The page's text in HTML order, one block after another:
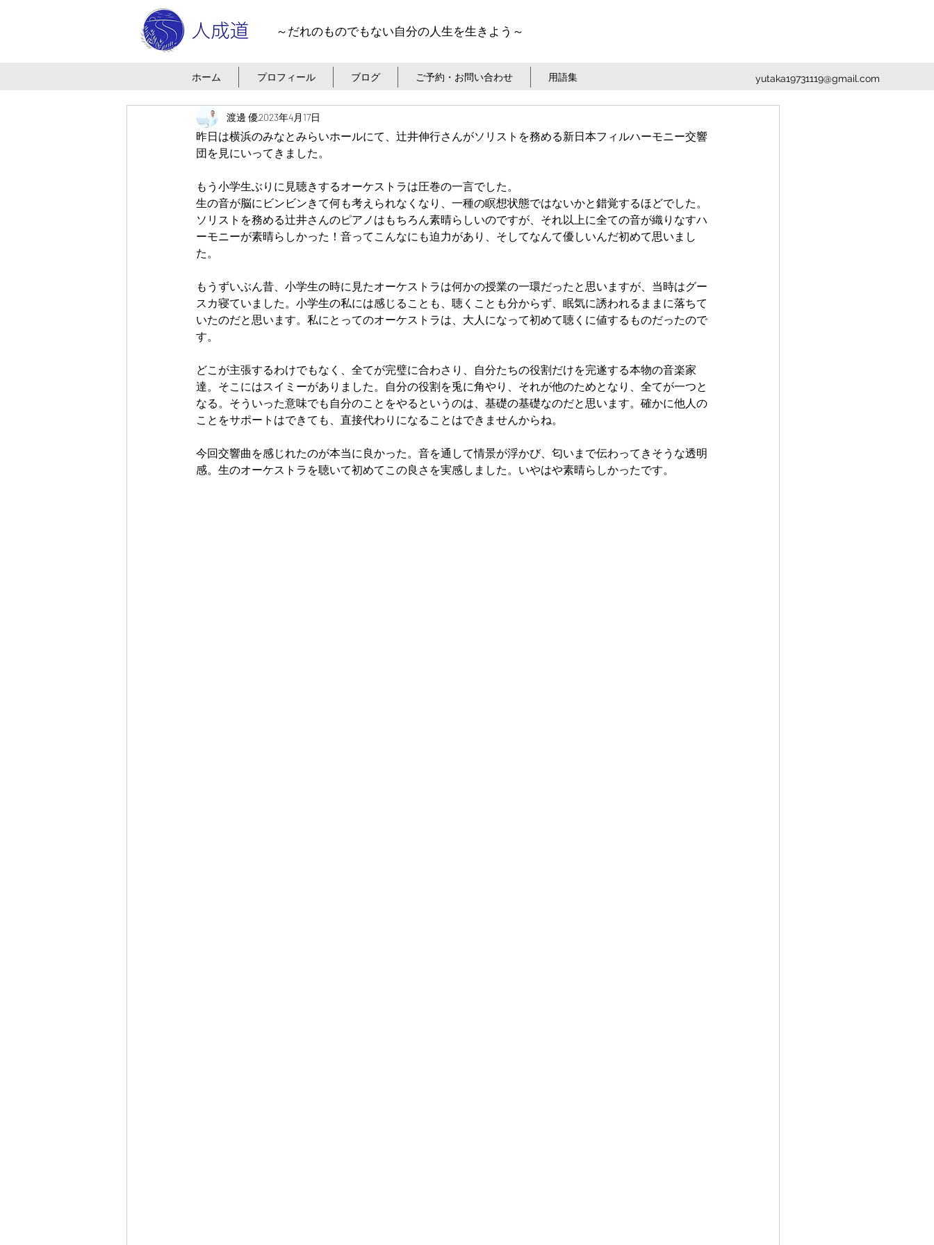
～だれのものでもない自分の人生を生きよう～
ホーム プロフィール ブログ ご予約・お問い合わせ 用語集 yutaka19731119@gmail.com
渡邊 優2023年4月17日
昨日は横浜のみなとみらいホールにて、辻井伸行さんがソリストを務める新日本フィルハーモニー交響
団を見にいってきました。
もう小学生ぶりに見聴きするオーケストラは圧巻の一言でした。
生の音が脳にビンビンきて何も考えられなくなり、一種の瞑想状態ではないかと錯覚するほどでした。
ソリストを務める辻井さんのピアノはもちろん素晴らしいのですが、それ以上に全ての音が織りなすハ
ーモニーが素晴らしかった！音ってこんなにも迫力があり、そしてなんて優しいんだ初めて思いまし
た。
もうずいぶん昔、小学生の時に見たオーケストラは何かの授業の一環だったと思いますが、当時はグー
スカ寝ていました。小学生の私には感じることも、聴くことも分からず、眠気に誘われるままに落ちて
いたのだと思います。私にとってのオーケストラは、大人になって初めて聴くに値するものだったので
す。
どこが主張するわけでもなく、全てが完璧に合わさり、自分たちの役割だけを完遂する本物の音楽家
達。そこにはスイミーがありました。自分の役割を兎に角やり、それが他のためとなり、全てが一つと
なる。そういった意味でも自分のことをやるというのは、基礎の基礎なのだと思います。確かに他人の
ことをサポートはできても、直接代わりになることはできませんからね。
今回交響曲を感じれたのが本当に良かった。音を通して情景が浮かび、匂いまで伝わってきそうな透明
感。生のオーケストラを聴いて初めてこの良さを実感しました。いやはや素晴らしかったです。